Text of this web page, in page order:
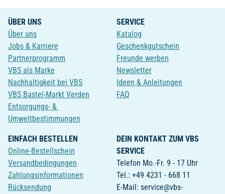
ÜBER UNS
Über uns
Jobs & Karriere
Partnerprogramm
VBS als Marke
Nachhaltigkeit bei VBS
VBS Bastel-Markt Verden
Entsorgungs- &
Umweltbestimmungen
SERVICE
Katalog
Geschenkgutschein
Freunde werben
Newsletter
Ideen & Anleitungen
FAQ
EINFACH BESTELLEN
Online-Bestellschein
Versandbedingungen
Zahlungsinformationen
Rücksendung
DEIN KONTAKT ZUM VBS
SERVICE
Telefon Mo.-Fr. 9 - 17 Uhr
Tel.: +49 4231 - 668 11
E-Mail: service@vbs-